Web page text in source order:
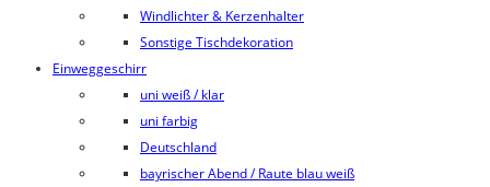
Windlichter & Kerzenhalter
Sonstige Tischdekoration
Einweggeschirr
uni weiß / klar
uni farbig
Deutschland
bayrischer Abend / Raute blau weiß